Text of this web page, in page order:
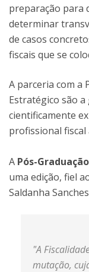
preparação para
determinar
de casos
fiscais que se
A parceria com a
Estratégico são
cientificamente
profissional fiscal
A Pós-
uma edição, fiel
Saldanha
"A
mutação,